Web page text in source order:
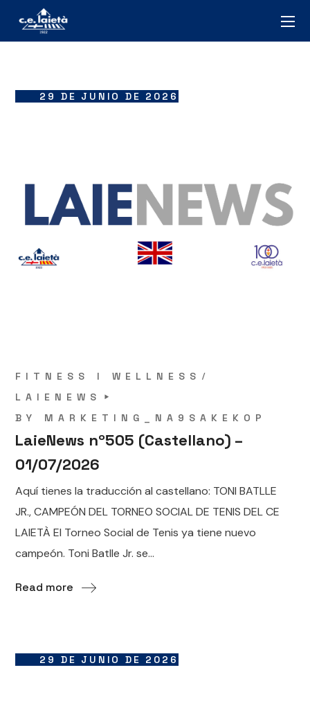
29 DE JUNIO DE 2026
FITNESS I WELLNESS
LAIENEWS
BY MARKETING_NA9SAKEKOP
LaieNews nº505 (Castellano) –
01/07/2026
Aquí tienes la traducción al castellano: TONI BATLLE
JR., CAMPEÓN DEL TORNEO SOCIAL DE TENIS DEL CE
LAIETÀ El Torneo Social de Tenis ya tiene nuevo
campeón. Toni Batlle Jr. se...
Read more
29 DE JUNIO DE 2026